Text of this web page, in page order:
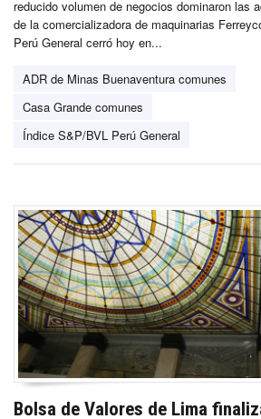
reducido volumen de negocios dominaron las
de la comercializadora de maquinarias
Perú General cerró hoy en...
ADR de Minas Buenaventura comunes
Casa Grande comunes
Índice S&P/BVL Perú General
Bolsa de Valores de Lima